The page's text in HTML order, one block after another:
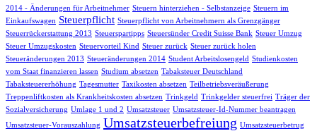
2014 - Änderungen für Arbeitnehmer Steuern hinterziehen - Selbstanzeige Steuern im
Einkaufswagen Steuerpflicht Steuerpflicht von Arbeitnehmern als Grenzgänger
Steuerrückerstattung 2013 Steuerspartipps Steuersünder Credit Suisse Bank Steuer Umzug
Steuer Umzugskosten Steuervorteil Kind Steuer zurück Steuer zurück holen
Steueränderungen 2013 Steueränderungen 2014 Student Arbeitslosengeld Studienkosten
vom Staat finanzieren lassen Studium absetzen Tabaksteuer Deutschland
Tabaksteuererhöhung Tagesmutter Taxikosten absetzen Teilbetriebsveräußerung
Treppenliftkosten als Krankheitskosten absetzen Trinkgeld Trinkgelder steuerfrei Träger der
Sozialversicherung Umlage 1 und 2 Umsatzsteuer Umsatzsteuer-Id-Nummer beantragen
Umsatzsteuer-Vorauszahlung Umsatzsteuerbefreiung Umsatzsteuerbetrug